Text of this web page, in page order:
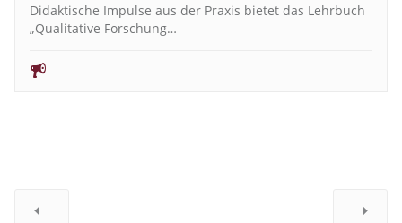
Didaktische Impulse aus der Praxis bietet das Lehrbuch
„Qualitative Forschung…